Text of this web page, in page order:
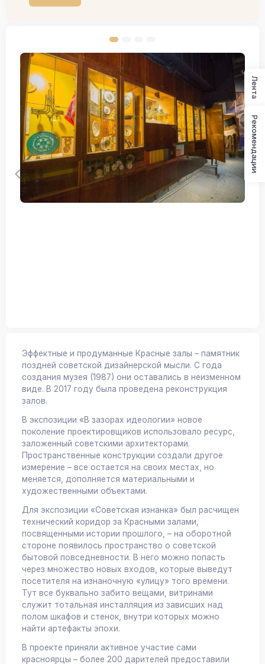
Эффектные и продуманные Красные залы – памятник
поздней советской дизайнерской мысли. С года
создания музея (1987) они оставались в неизменном
виде. В 2017 году была проведена реконструкция
залов.
В экспозиции «В зазорах идеологии» новое
поколение проектировщиков использовало ресурс,
заложенный советскими архитекторами.
Пространственные конструкции создали другое
измерение – все остается на своих местах, но
меняется, дополняется материальными и
художественными объектами.
Для экспозиции «Советская изнанка» был расчищен
технический коридор за Красными залами,
посвященными истории прошлого, – на оборотной
стороне появилось пространство о советской
бытовой повседневности. В него можно попасть
через множество новых входов, которые выведут
посетителя на изнаночную «улицу» того времени.
Тут все буквально забито вещами, витринами
служит тотальная инсталляция из зависших над
полом шкафов и стенок, внутри которых можно
найти артефакты эпохи.
В проекте приняли активное участие сами
красноярцы – более 200 дарителей предоставили
Лента
Рекомендации